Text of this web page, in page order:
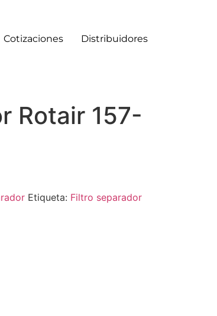
Cotizaciones Distribuidores
Rotair 157-
Etiqueta: Filtro separador